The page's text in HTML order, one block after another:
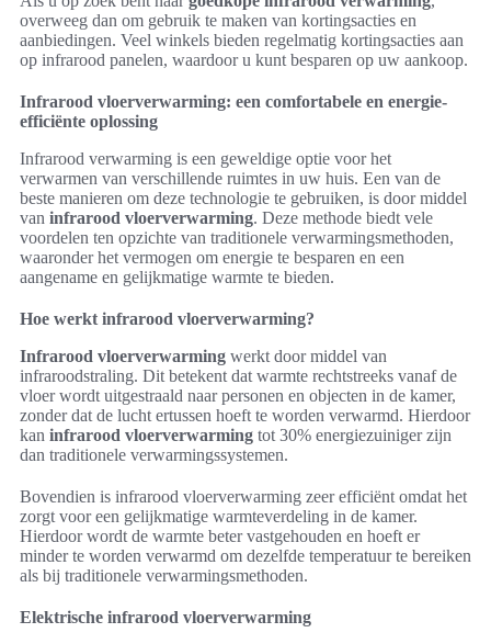
overweeg dan om gebruik te maken van kortingsacties en
aanbiedingen. Veel winkels bieden regelmatig kortingsacties aan
op infrarood panelen, waardoor u kunt besparen op uw aankoop.
Infrarood vloerverwarming: een comfortabele en energie-
efficiënte oplossing
Infrarood verwarming is een geweldige optie voor het
verwarmen van verschillende ruimtes in uw huis. Een van de
beste manieren om deze technologie te gebruiken, is door middel
van infrarood vloerverwarming. Deze methode biedt vele
voordelen ten opzichte van traditionele verwarmingsmethoden,
waaronder het vermogen om energie te besparen en een
aangename en gelijkmatige warmte te bieden.
Hoe werkt infrarood vloerverwarming?
Infrarood vloerverwarming werkt door middel van
infraroodstraling. Dit betekent dat warmte rechtstreeks vanaf de
vloer wordt uitgestraald naar personen en objecten in de kamer,
zonder dat de lucht ertussen hoeft te worden verwarmd. Hierdoor
kan infrarood vloerverwarming tot 30% energiezuiniger zijn
dan traditionele verwarmingssystemen.
Bovendien is infrarood vloerverwarming zeer efficiënt omdat het
zorgt voor een gelijkmatige warmteverdeling in de kamer.
Hierdoor wordt de warmte beter vastgehouden en hoeft er
minder te worden verwarmd om dezelfde temperatuur te bereiken
als bij traditionele verwarmingsmethoden.
Elektrische infrarood vloerverwarming